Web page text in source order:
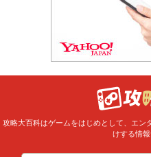
攻略大百科はゲームをはじめとして、エン
けする情報